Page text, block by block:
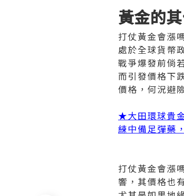
黃金的
打仗黃金會漲
處於全球貨幣
戰爭爆發前倘
而引發價格下
價格，何況避
★大田環球貴
練中備足彈藥
打仗黃金會漲
響，其價格也